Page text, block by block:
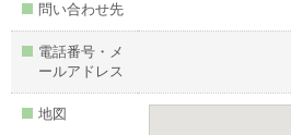
問い合わせ先
電話番号・メ
ールアドレス
地図